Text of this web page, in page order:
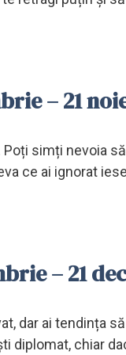
– 21
simți nevoia
ce ai ignorat
– 21
dar ai tendința
diplomat, chiar